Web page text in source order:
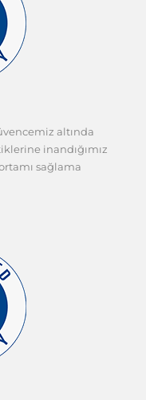
altında
inandığımız
sağlama